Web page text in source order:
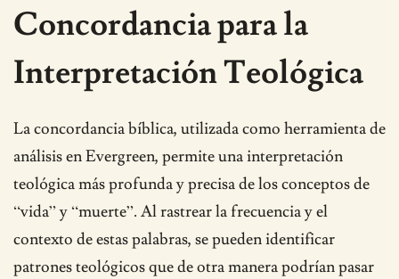
Concordancia para la
Interpretación Teológica
La concordancia bíblica, utilizada como herramienta de
análisis en Evergreen, permite una interpretación
teológica más profunda y precisa de los conceptos de
“vida” y “muerte”. Al rastrear la frecuencia y el
contexto de estas palabras, se pueden identificar
patrones teológicos que de otra manera podrían pasar